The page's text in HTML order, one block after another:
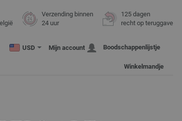
Verzending binnen
24 uur
125 dagen
recht op teruggave
USD Mijn account Boodschappenlijstje
Winkelmandje